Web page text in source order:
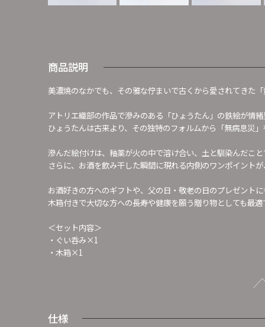
商品説明
美濃焼のなかでも、その雅な佇まいで古くから愛されてきた
アトリエ織部の作品で滲みのある「ひょうたん」の鉄絵が情
ひょうたんは古来より、その独特のフォルムから「無病息災
滲んだ絵付けは、釉薬が火の中で溶け合い、土と馴染んだこ
さらに、お酒を飲み干した瞬間に現れる内側のワンポイント
お酒好きの方へのギフトや、父の日・敬老の日のプレゼント
木箱付きで大切な方への長寿や健康を願う贈り物としても最適
＜セット内容＞
・ぐい呑み×1
・木箱×1
仕様